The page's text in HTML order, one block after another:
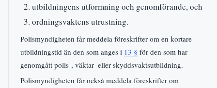
utbildningens utformning och genomförande, och
ordningsvaktens utrustning.
Polismyndigheten får meddela föreskrifter om en kortare
utbildningstid än den som anges i 13 § för den som har
genomgått polis-, väktar- eller skyddsvaktsutbildning.
Polismyndigheten får också meddela föreskrifter om